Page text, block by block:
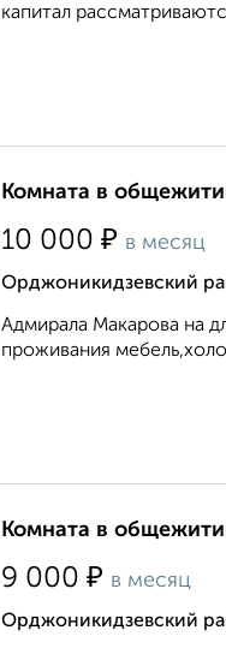
капитал
Комната в
10 000 ₽ в месяц
Орджоникидзевский
Адмирала Макарова на
проживания
Комната в
9 000 ₽ в месяц
Орджоникидзевский